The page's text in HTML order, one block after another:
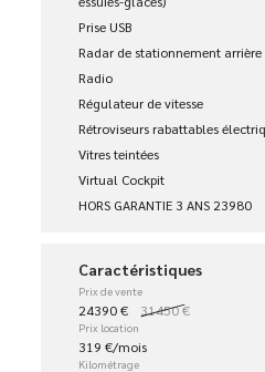
Prise USB
Radar de stationnement arrière
Radio
Régulateur de vitesse
Rétroviseurs rabattables
Vitres teintées
Virtual Cockpit
HORS GARANTIE 3 ANS 23980
Caractéristiques
Prix de vente
24390 € 31450 €
Prix location
319 €/mois
Kilométrage